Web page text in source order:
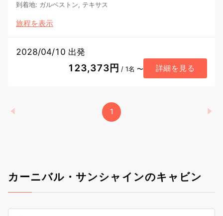
到着地: ガルベストン, テキサス
旅程を表示
2028/04/10 出発
123,373円 / 1名 〜 詳細を見る
1
カーニバル・サンシャインのキャビン